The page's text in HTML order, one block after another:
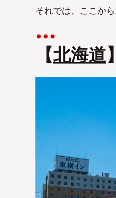
それでは、ここか
【北海道